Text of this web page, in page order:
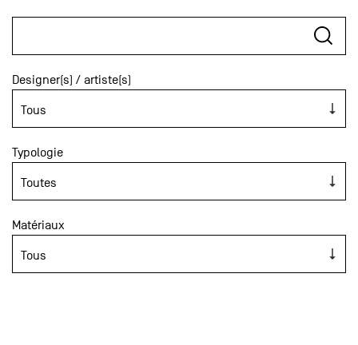
Designer(s) / artiste(s)
Typologie
Matériaux